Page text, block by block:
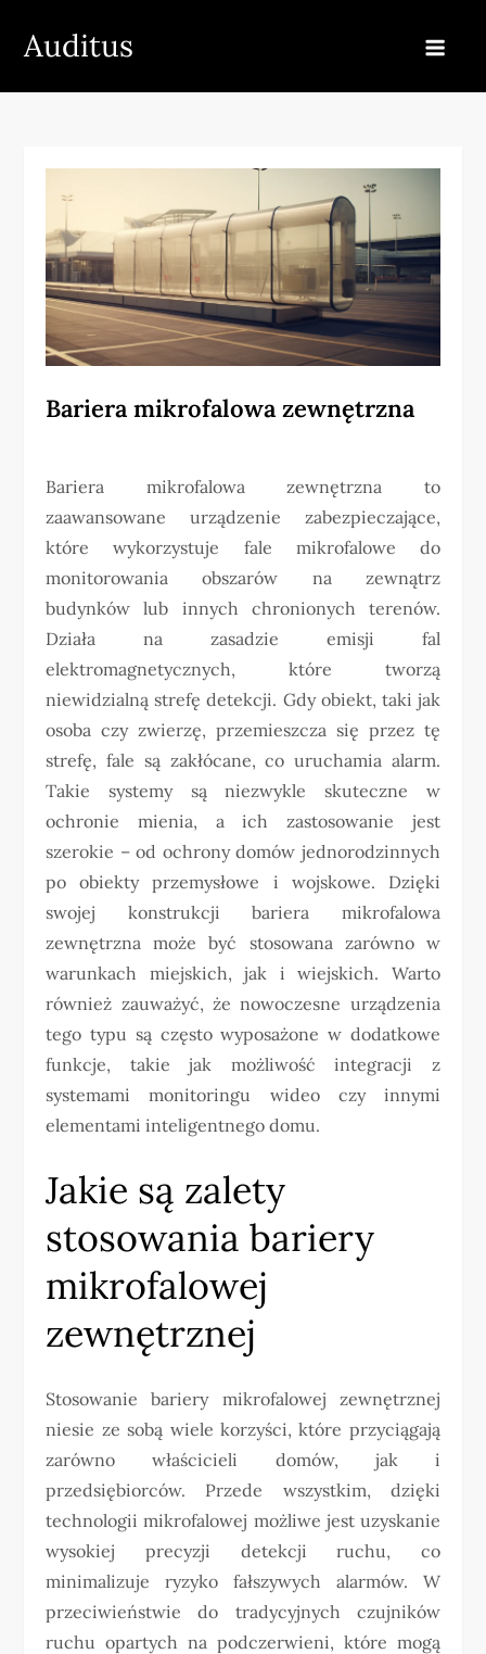
Auditus
Bariera mikrofalowa zewnętrzna
Bariera mikrofalowa zewnętrzna to
zaawansowane urządzenie zabezpieczające,
które wykorzystuje fale mikrofalowe do
monitorowania obszarów na zewnątrz
budynków lub innych chronionych terenów.
Działa na zasadzie emisji fal
elektromagnetycznych, które tworzą
niewidzialną strefę detekcji. Gdy obiekt, taki jak
osoba czy zwierzę, przemieszcza się przez tę
strefę, fale są zakłócane, co uruchamia alarm.
Takie systemy są niezwykle skuteczne w
ochronie mienia, a ich zastosowanie jest
szerokie – od ochrony domów jednorodzinnych
po obiekty przemysłowe i wojskowe. Dzięki
swojej konstrukcji bariera mikrofalowa
zewnętrzna może być stosowana zarówno w
warunkach miejskich, jak i wiejskich. Warto
również zauważyć, że nowoczesne urządzenia
tego typu są często wyposażone w dodatkowe
funkcje, takie jak możliwość integracji z
systemami monitoringu wideo czy innymi
elementami inteligentnego domu.
Jakie są zalety
stosowania bariery
mikrofalowej
zewnętrznej
Stosowanie bariery mikrofalowej zewnętrznej
niesie ze sobą wiele korzyści, które przyciągają
zarówno właścicieli domów, jak i
przedsiębiorców. Przede wszystkim, dzięki
technologii mikrofalowej możliwe jest uzyskanie
wysokiej precyzji detekcji ruchu, co
minimalizuje ryzyko fałszywych alarmów. W
przeciwieństwie do tradycyjnych czujników
ruchu opartych na podczerwieni, które mogą